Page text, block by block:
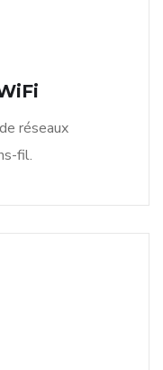
réseaux
fil.